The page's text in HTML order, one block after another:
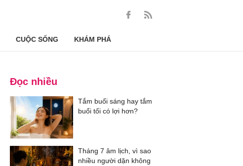
CUỘC SỐNG KHÁM PHÁ
Đọc nhiều
Tắm buổi sáng hay tắm
buổi tối có lợi hơn?
Tháng 7 âm lịch, vì sao
nhiều người dặn không